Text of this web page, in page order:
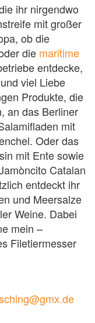
ihr nirgendwo
mit großer
ob die
die maritime
entdecke,
viel Liebe
Produkte, die
an das Berliner
mit
Oder das
mit Ente sowie
Catalan
entdeckt ihr
und Meersalze
Weine. Dabei
mein –
Filetiermesser